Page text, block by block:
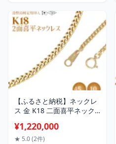
山 富山県 魚津市
【ふるさと納税】ネックレ
ス 金 K18 二面喜平ネック
マーク入り ｜ゴールド 18
金 K18 日本製 アクセサリ
¥1,220,000
★ 5.0 (2件)